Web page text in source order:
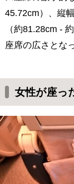
45.72cm）、縦
（約81.28cm -
座席の広さとな
女性が座っ